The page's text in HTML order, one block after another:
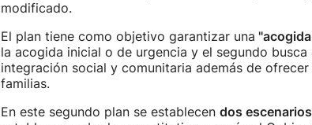
modificado.
El plan tiene como objetivo garantizar una
la acogida inicial o de urgencia y el segundo
integración social y comunitaria además de
familias.
En este segundo plan se establecen dos escenarios